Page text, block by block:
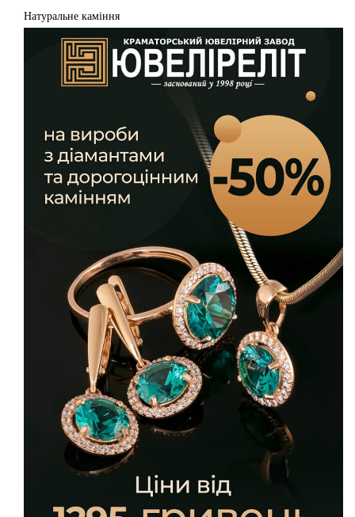
Натуральне каміння